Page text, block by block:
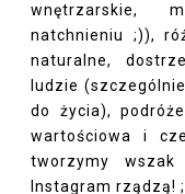
wnętrzarskie,
natchnieniu ;)),
naturalne,
ludzie
do życia),
wartościowa i
tworzymy
Instagram rządzą!